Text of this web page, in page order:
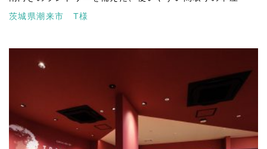
茨城県潮来市 T様